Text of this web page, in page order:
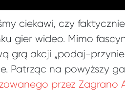
ciekawi, czy
gier wideo. Mimo
grą akcji „podaj-
Patrząc na powyższy
przez Zagrano